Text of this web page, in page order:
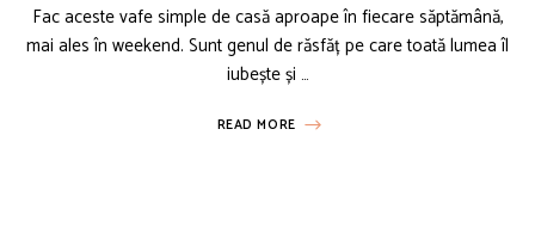
Fac aceste vafe simple de casă aproape în fiecare săptămână,
mai ales în weekend. Sunt genul de răsfăț pe care toată lumea îl
iubește și …
READ MORE